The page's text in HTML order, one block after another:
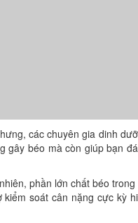
các chuyên gia dinh
gây béo mà còn giúp bạn
phần lớn chất béo trong
soát cân nặng cực kỳ